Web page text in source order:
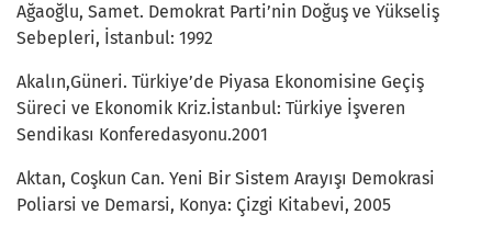
Ağaoğlu, Samet. Demokrat Parti’nin Doğuş ve Yükseliş
Sebepleri, İstanbul: 1992
Akalın,Güneri. Türkiye’de Piyasa Ekonomisine Geçiş
Süreci ve Ekonomik Kriz.İstanbul: Türkiye İşveren
Sendikası Konferedasyonu.2001
Aktan, Coşkun Can. Yeni Bir Sistem Arayışı Demokrasi
Poliarsi ve Demarsi, Konya: Çizgi Kitabevi, 2005